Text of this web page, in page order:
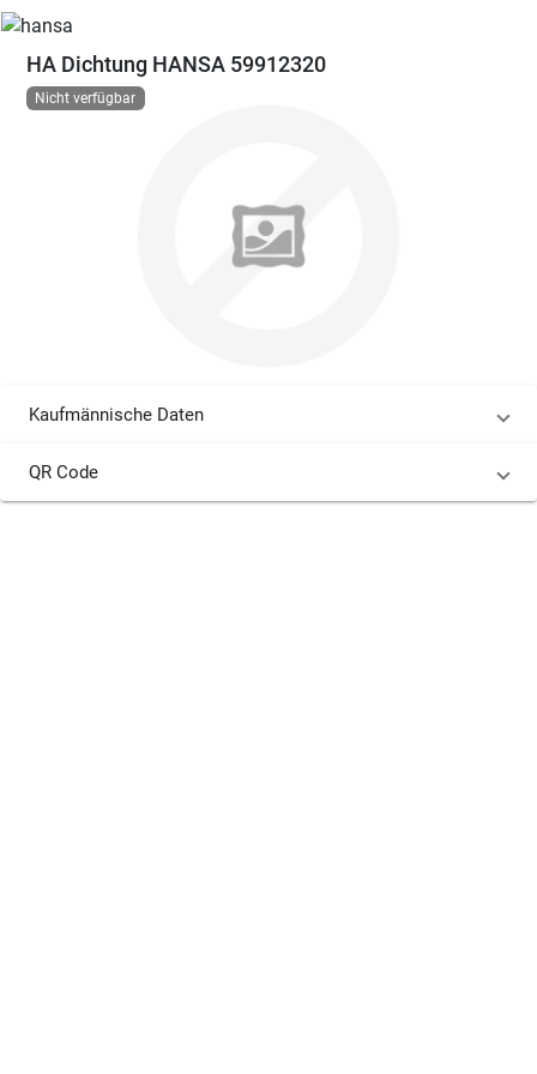
HA Dichtung HANSA 59912320
Nicht verfügbar
Kaufmännische Daten
QR Code